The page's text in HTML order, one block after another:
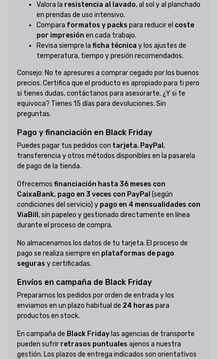
Valora la resistencia al lavado, al sol y al planchado
en prendas de uso intensivo.
Compara formatos y packs para reducir el coste
por impresión en cada trabajo.
Revisa siempre la ficha técnica y los ajustes de
temperatura, tiempo y presión recomendados.
Consejo: No te apresures a comprar cegado por los buenos
precios. Certifica que el producto es apropiado para ti pero
si tienes dudas, contáctanos para asesorarte. ¿Y si te
equivoca? Tienes 15 días para devoluciones. Sin
preguntas.
Pago y financiación en Black Friday
Puedes pagar tus pedidos con tarjeta, PayPal ,
transferencia y otros métodos disponibles en la pasarela
de pago de la tienda.
Ofrecemos financiación hasta 36 meses con
CaixaBank, pago en 3 veces con PayPal (según
condiciones del servicio) y pago en 4 mensualidades con
ViaBill , sin papeleo y gestionado directamente en línea
durante el proceso de compra.
No almacenamos los datos de tu tarjeta. El proceso de
pago se realiza siempre en plataformas de pago
seguras y certificadas.
Envíos en campaña de Black Friday
Preparamos los pedidos por orden de entrada y los
enviamos en un plazo habitual de 24 horas para
productos en stock.
En campaña de Black Friday las agencias de transporte
pueden sufrir retrasos puntuales ajenos a nuestra
gestión. Los plazos de entrega indicados son orientativos